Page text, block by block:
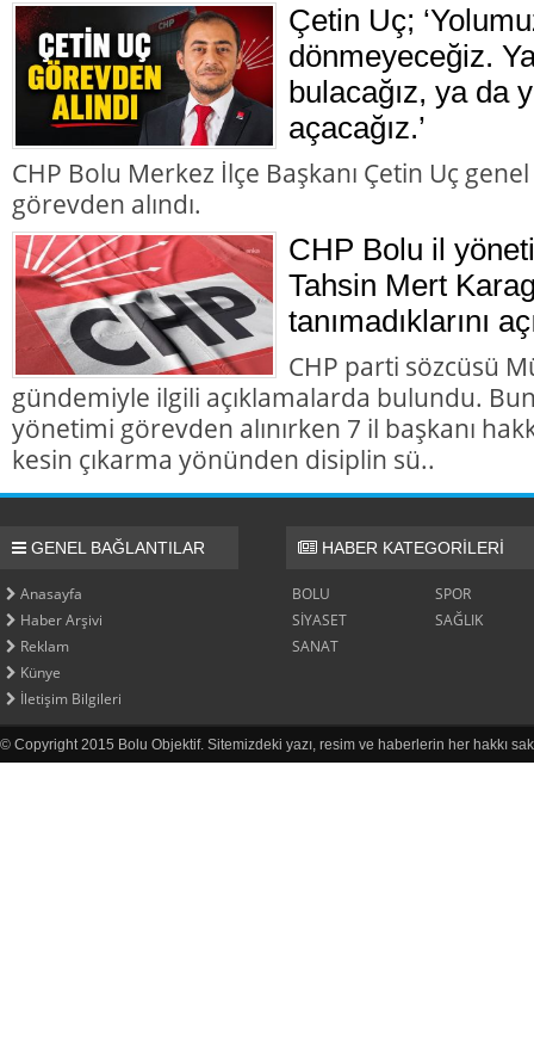
Çetin Uç;
dönmeyeceğiz.
bulacağız, ya da
açacağız.’
CHP Bolu Merkez İlçe Başkanı Çetin Uç
görevden alındı.
CHP Bolu il
Tahsin Mert
tanımadıklarını
CHP parti sözcüsü
gündemiyle ilgili açıklamalarda bulundu.
yönetimi görevden alınırken 7 il başkanı
kesin çıkarma yönünden disiplin sü..
GENEL BAĞLANTILAR
Anasayfa
Haber Arşivi
Reklam
Künye
İletişim Bilgileri
HABER KATEGORİLERİ
BOLU
SPOR
SİYASET
SAĞLIK
SANAT
© Copyright 2015 Bolu Objektif. Sitemizdeki yazı, resim ve haberlerin her hakkı